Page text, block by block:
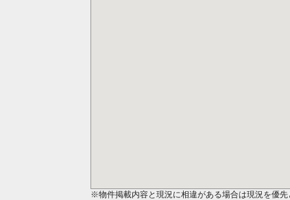
※物件掲載内容と現況に相違がある場合は現況を優先